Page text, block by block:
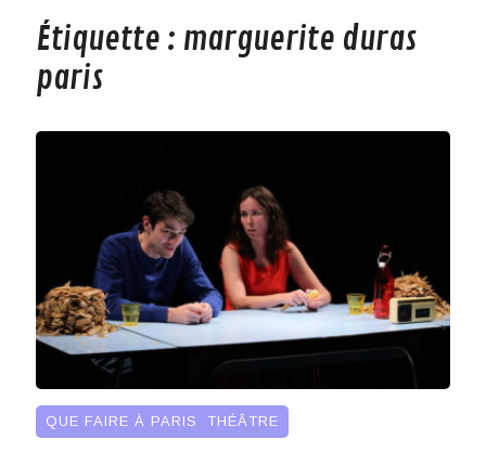
Étiquette : marguerite duras
paris
QUE FAIRE À PARIS THÉÂTRE